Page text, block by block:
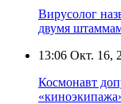
Вирусолог
двумя
13:06 Окт. 16,
Космонавт